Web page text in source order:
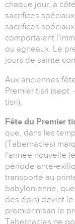
chaque jour, à
sacrifices
sacrifices
comportaient
ou agneaux. Le
jours de sainte
Aux anciennes
Premier tisri (sept.
tisri).
Fête du Premier
que, dans les
(Tabernacles)
l'année nouvelle
période anté-
transporté au
babylonienne,
des épis) devint
premier nisan le
Tabernacles ne